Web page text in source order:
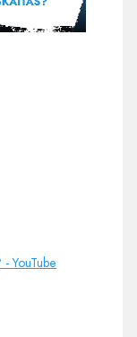
YouTube